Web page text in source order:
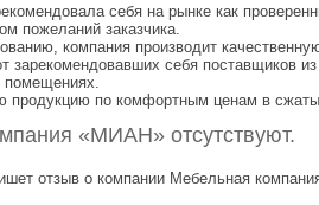
себя на рынке как
пожеланий заказчика.
компания производит
зарекомендовавших себя поставщиков
продукцию по комфортным ценам в
«МИАН» отсутствуют.
отзыв о компании Мебельная